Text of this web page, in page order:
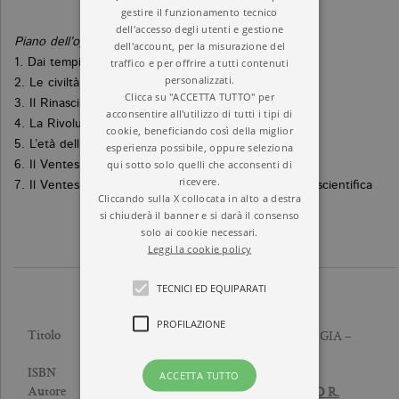
Piano dell’opera
1. Dai tempi primitivi alla caduta degli antichi imperi
2. Le civiltà mediterranee e il Medioevo
3. Il Rinascimento e l’incontro di scienza e tecnica
4. La Rivoluzione industriale
5. L’età dell’acciaio
6. Il Ventesimo secolo. L’energia e le risorse
7. Il Ventesimo secolo. Le comunicazioni e l’industria scientifica
Titolo
STORIA DELLA TECNOLOGIA –
VOL. 6/2
ISBN 9788833924571
Autore CHARLES SINGER
ALFRED R.
gestire il funzionamento tecnico
dell'accesso degli utenti e gestione
dell'account, per la misurazione del
traffico e per offrire a tutti contenuti
personalizzati.
Clicca su "ACCETTA TUTTO" per
acconsentire all'utilizzo di tutti i tipi di
cookie, beneficiando così della miglior
esperienza possibile, oppure seleziona
qui sotto solo quelli che acconsenti di
ricevere.
Cliccando sulla X collocata in alto a destra
si chiuderà il banner e si darà il consenso
solo ai cookie necessari.
Leggi la cookie policy
TECNICI ED EQUIPARATI
PROFILAZIONE
ACCETTA TUTTO